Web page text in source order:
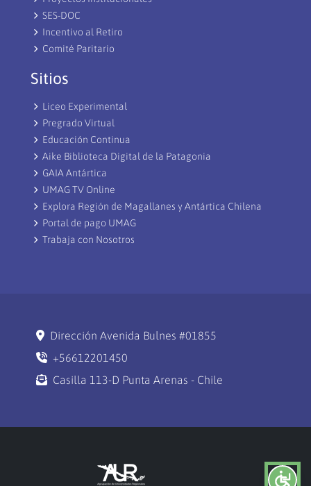
SES-DOC
Incentivo al Retiro
Comité Paritario
Sitios
Liceo Experimental
Pregrado Virtual
Educación Continua
Aike Biblioteca Digital de la Patagonia
GAIA Antártica
UMAG TV Online
Explora Región de Magallanes y Antártica Chilena
Portal de pago UMAG
Trabaja con Nosotros
Dirección Avenida Bulnes #01855
+56612201450
Casilla 113-D Punta Arenas - Chile